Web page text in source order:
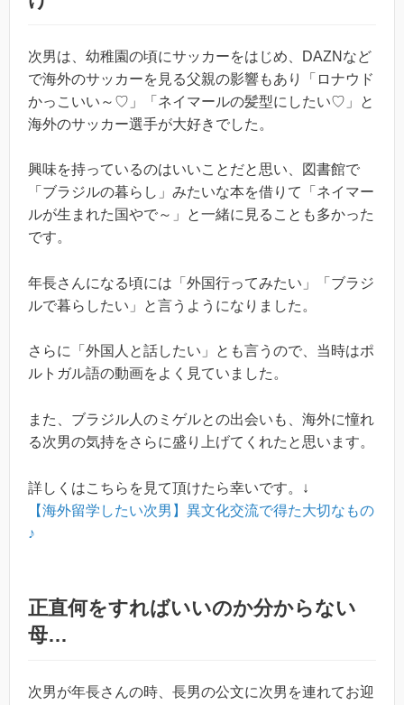
次男は、幼稚園の頃にサッカーをはじめ、DAZNなど
で海外のサッカーを見る父親の影響もあり「ロナウド
かっこいい～♡」「ネイマールの髪型にしたい♡」と
海外のサッカー選手が大好きでした。
興味を持っているのはいいことだと思い、図書館で
「ブラジルの暮らし」みたいな本を借りて「ネイマー
ルが生まれた国やで～」と一緒に見ることも多かった
です。
年長さんになる頃には「外国行ってみたい」「ブラジ
ルで暮らしたい」と言うようになりました。
さらに「外国人と話したい」とも言うので、当時はポ
ルトガル語の動画をよく見ていました。
また、ブラジル人のミゲルとの出会いも、海外に憧れ
る次男の気持をさらに盛り上げてくれたと思います。
詳しくはこちらを見て頂けたら幸いです。↓
【海外留学したい次男】異文化交流で得た大切なもの
♪
正直何をすればいいのか分からない
母…
次男が年長さんの時、長男の公文に次男を連れてお迎